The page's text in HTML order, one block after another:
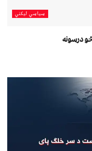
سیاسي لیکني
درسونه